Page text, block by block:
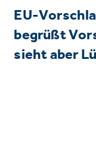
EU-
begrüßt
sieht aber